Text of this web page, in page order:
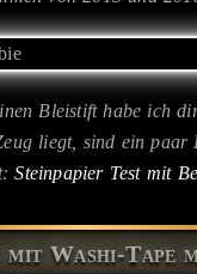
Bleistift habe ich
liegt, sind ein
Steinpapier Test mit
mit Washi-Tape